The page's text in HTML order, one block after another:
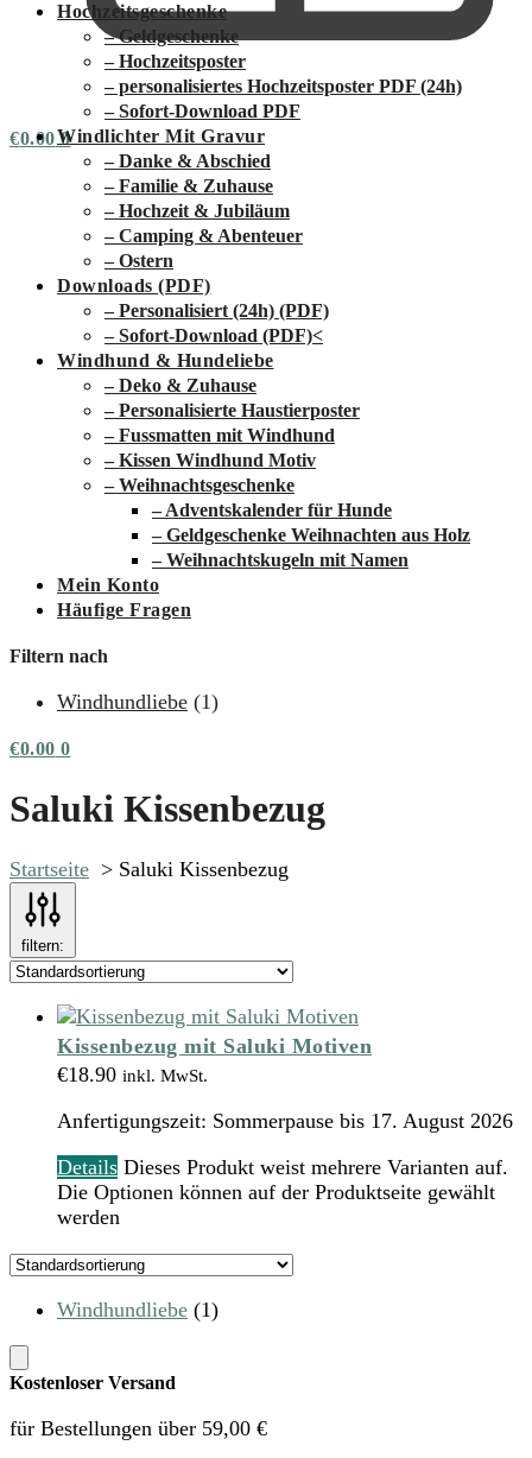
€0.00 0
Hochzeitsgeschenke
– Geldgeschenke
– Hochzeitsposter
– personalisiertes Hochzeitsposter PDF (24h)
– Sofort-Download PDF
Windlichter Mit Gravur
– Danke & Abschied
– Familie & Zuhause
– Hochzeit & Jubiläum
– Camping & Abenteuer
– Ostern
Downloads (PDF)
– Personalisiert (24h) (PDF)
– Sofort-Download (PDF)<
Windhund & Hundeliebe
– Deko & Zuhause
– Personalisierte Haustierposter
– Fussmatten mit Windhund
– Kissen Windhund Motiv
– Weihnachtsgeschenke
– Adventskalender für Hunde
– Geldgeschenke Weihnachten aus Holz
– Weihnachtskugeln mit Namen
Mein Konto
Häufige Fragen
Filtern nach
Windhundliebe (1)
€0.00 0
Saluki Kissenbezug
Startseite Saluki Kissenbezug
filtern:
Kissenbezug mit Saluki Motiven
€18.90 inkl. MwSt.
Anfertigungszeit: Sommerpause bis 17. August 2026
Details Dieses Produkt weist mehrere Varianten auf.
Die Optionen können auf der Produktseite gewählt
werden
Windhundliebe (1)
Kostenloser Versand
für Bestellungen über 59,00 €